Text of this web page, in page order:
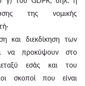
της νομικής
και διεκδίκηση των
να προκύψουν στο
εσάς και του
σκοποί που είναι